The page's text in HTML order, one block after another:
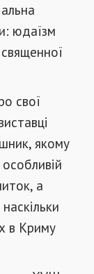
юдаїзм
свої
якому
а
в Криму